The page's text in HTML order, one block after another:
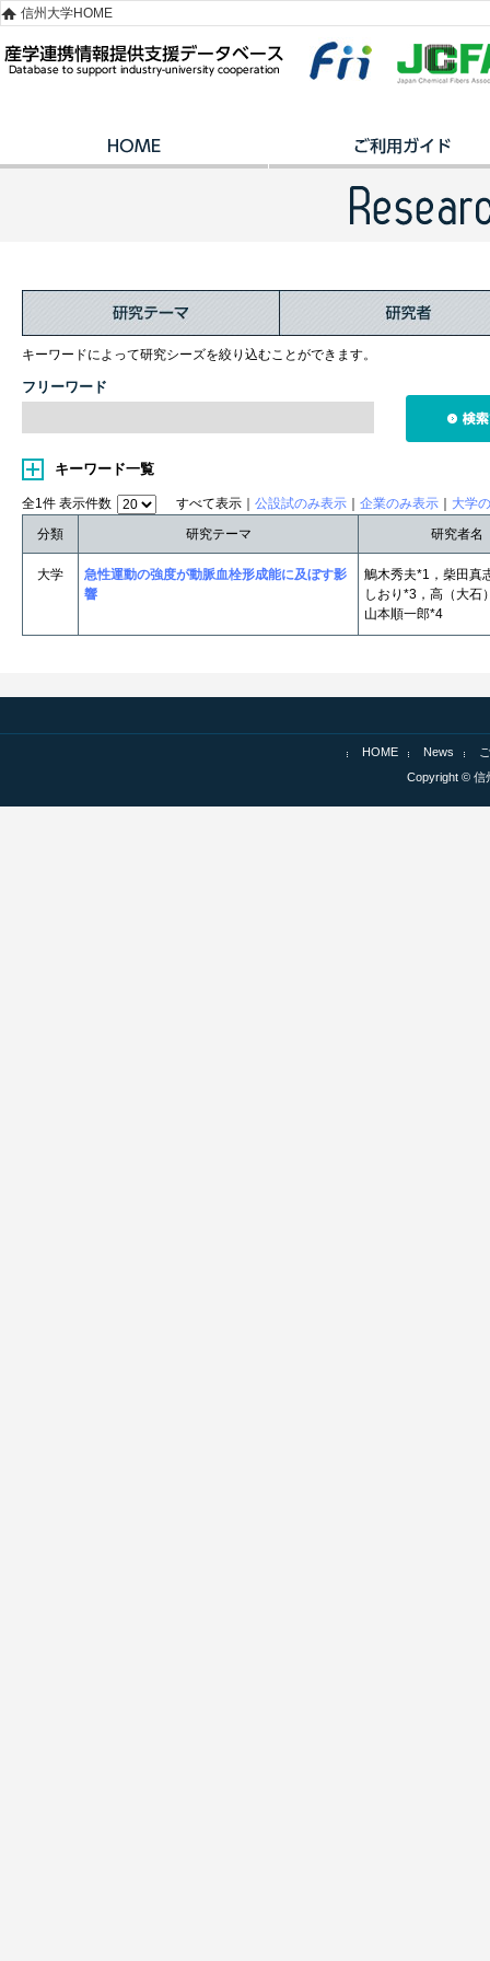
信州大学HOME
キーワードによって研究シーズを絞り込むことができます。
フリーワード
キーワード一覧
全1件 表示件数 すべて表示｜ 公設試のみ表示 企業のみ表示
大学
分類
研究テーマ 研究者名
大学
急性運動の強度が動脈血栓形成能に及ぼす影
響
鵤木秀夫*1，柴田真
しおり*3，高（大石
山本順一郎*4
HOME News
Copyright © 信